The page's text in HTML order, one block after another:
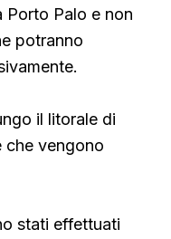
Porto Palo e non
potranno
il litorale di
che vengono
stati effettuati